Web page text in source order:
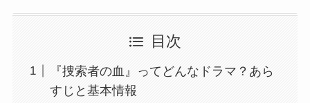
目次
『捜索者の血』ってどんなドラマ？あら
すじと基本情報